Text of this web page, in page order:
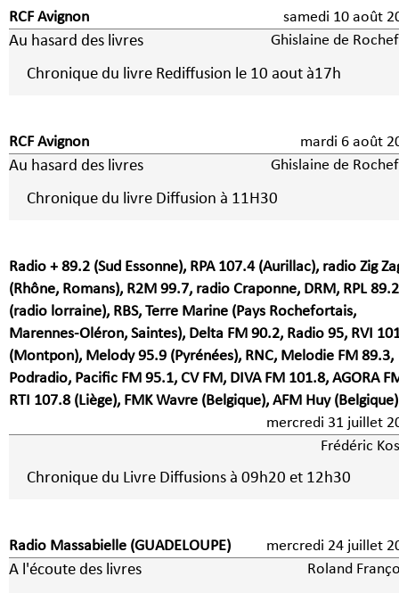
RCF Avignon samedi 10 août
Au hasard des livres Ghislaine de
Chronique du livre Rediffusion le 10 aout à17h
RCF Avignon mardi 6 août
Au hasard des livres Ghislaine de
Chronique du livre Diffusion à 11H30
Radio + 89.2 (Sud Essonne), RPA 107.4 (Aurillac), radio Zig
(Rhône, Romans), R2M 99.7, radio Craponne, DRM, RPL 89.2
(radio lorraine), RBS, Terre Marine (Pays Rochefortais,
Marennes-Oléron, Saintes), Delta FM 90.2, Radio 95, RVI
(Montpon), Melody 95.9 (Pyrénées), RNC, Melodie FM 89.3,
Podradio, Pacific FM 95.1, CV FM, DIVA FM 101.8, AGORA
RTI 107.8 (Liège), FMK Wavre (Belgique), AFM Huy (Belgique)
mercredi 31 juillet
Frédéric
Chronique du Livre Diffusions à 09h20 et 12h30
Radio Massabielle (GUADELOUPE) mercredi 24 juillet
A l'écoute des livres Roland